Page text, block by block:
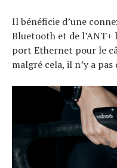
Il bénéficie d’une
Bluetooth et de l’ANT+
port Ethernet pour le
malgré cela, il n’y a